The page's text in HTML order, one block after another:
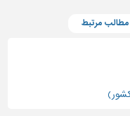
مطالب مرتبط